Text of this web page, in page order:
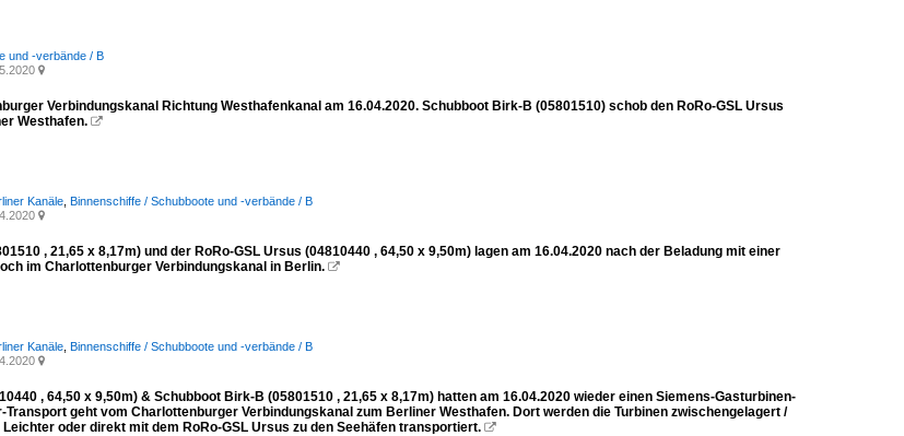
und -verbände / B

Verbindungskanal Richtung Westhafenkanal am 16.04.2020. Schubboot Birk-B (05801510) schob den RoRo-GSL Ursus
Westhafen. 
Kanäle Binnenschiffe / Schubboote und -verbände / B

, 21,65 x 8,17m) und der RoRo-GSL Ursus (04810440 , 64,50 x 9,50m) lagen am 16.04.2020 nach der Beladung mit einer
im Charlottenburger Verbindungskanal in Berlin. 
Kanäle Binnenschiffe / Schubboote und -verbände / B

, 64,50 x 9,50m) & Schubboot Birk-B (05801510 , 21,65 x 8,17m) hatten am 16.04.2020 wieder einen Siemens-Gasturbinen-
Transport geht vom Charlottenburger Verbindungskanal zum Berliner Westhafen. Dort werden die Turbinen zwischengelagert /
oder direkt mit dem RoRo-GSL Ursus zu den Seehäfen transportiert. 